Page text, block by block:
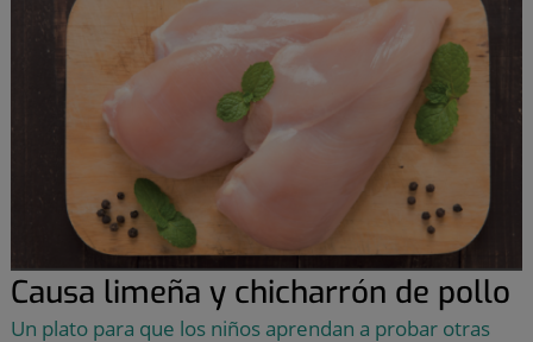
Causa limeña y chicharrón de pollo
Un plato para que los niños aprendan a probar otras